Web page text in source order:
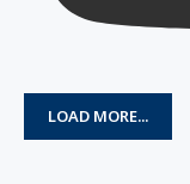
LOAD MORE...